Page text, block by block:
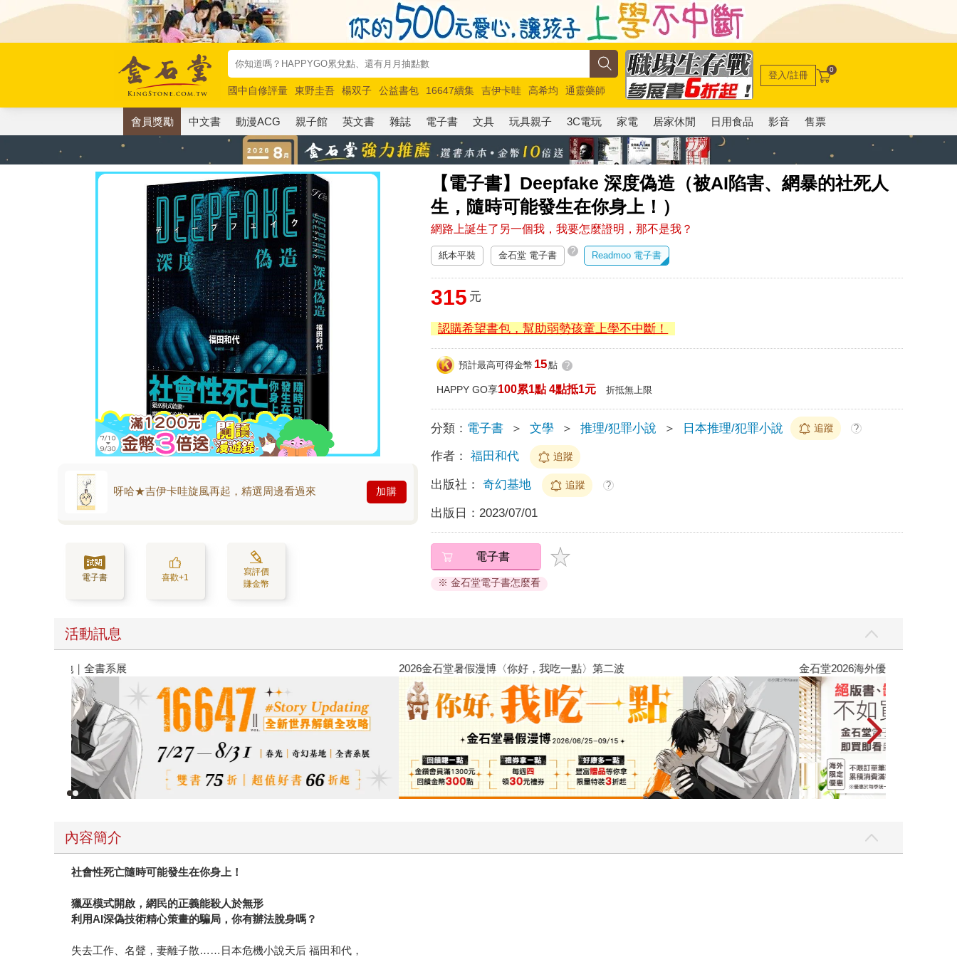
國中自修評量 東野圭吾 楊双子 公益書包 16647續集 吉伊卡哇 高希均
通靈藥師
唯紅花綻放
奧德賽 路邊攤新作 馬斯克 玩具總動員5 超慢跑
登入/註冊 0
會員獎勵 中文書 動漫ACG 親子館 英文書 雜誌 電子書 文具 玩具親子 3C電玩 家電 居家休閒 日用食品 影音 售票
【電子書】Deepfake 深度偽造（被AI陷害、網暴的社死人
生，隨時可能發生在你身上！）
網路上誕生了另一個我，我要怎麼證明，那不是我？
呀哈★吉伊卡哇旋風再起，精選周邊看過來 加購
電子書 喜歡+1
寫評價
賺金幣
紙本平裝 金石堂 電子書 ? Readmoo 電子書
315 元
認購希望書包，幫助弱勢孩童上學不中斷！
預計最高可得金幣 15點 ?
HAPPY GO享100累1點 4點抵1元 折抵無上限
分類： 電子書 ＞ 文學 ＞ 推理/犯罪小說 ＞ 日本推理/犯罪小說 追蹤 ?
作者： 福田和代 追蹤
出版社： 奇幻基地 追蹤 ?
出版日： 2023/07/01
電子書
※ 金石堂電子書怎麼看
活動訊息
春光ｘ奇幻基地｜全書系展 2026金石堂暑假漫博〈你好，我吃一點〉第二波 金石堂2026海
內容簡介
社會性死亡隨時可能發生在你身上！
獵巫模式開啟，網民的正義能殺人於無形
利用AI深偽技術精心策畫的騙局，你有辦法脫身嗎？
失去工作、名聲，妻離子散……日本危機小說天后 福田和代，